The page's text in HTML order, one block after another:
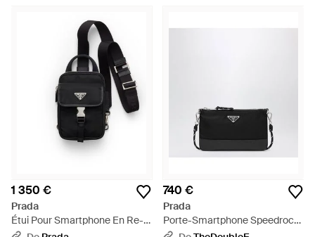
1 350 €
Prada
Étui Pour Smartphone En Re-
Nylon Et Cuir Saffiano, Homme
740 €
Prada
Porte-Smartphone Speedrock
En Re-Nylon Noir - Noir